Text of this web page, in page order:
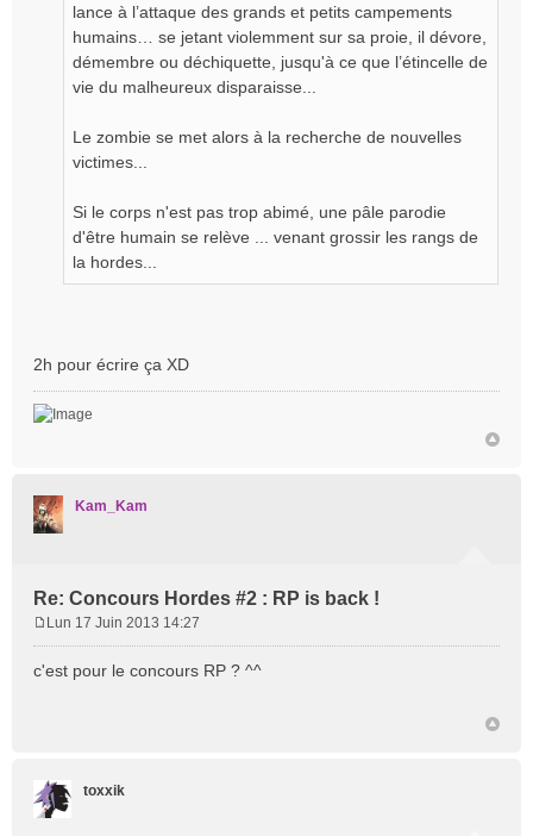
lance à l’attaque des grands et petits campements
humains… se jetant violemment sur sa proie, il dévore,
démembre ou déchiquette, jusqu'à ce que l’étincelle de
vie du malheureux disparaisse...
Le zombie se met alors à la recherche de nouvelles
victimes...
Si le corps n'est pas trop abimé, une pâle parodie
d'être humain se relève ... venant grossir les rangs de
la hordes...
2h pour écrire ça XD
Kam_Kam
Re: Concours Hordes #2 : RP is back !
s
Lun 17 Juin 2013 14:27
c'est pour le concours RP ? ^^
toxxik